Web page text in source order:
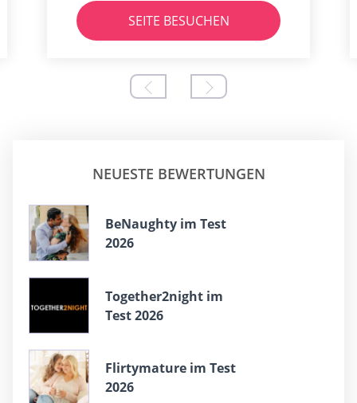
SEITE BESUCHEN
NEUESTE BEWERTUNGEN
BeNaughty im Test
2026
Together2night im
Test 2026
Flirtymature im Test
2026